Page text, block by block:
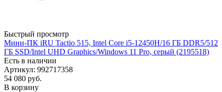
Быстрый просмотр
Мини-ПК iRU Tactio 515, Intel Core i5-12450H/16 ГБ DDR5/512
ГБ SSD/Intel UHD Graphics/Windows 11 Pro, серый (2195518)
Есть в наличии
Артикул: 992717358
54 080 руб.
В корзину